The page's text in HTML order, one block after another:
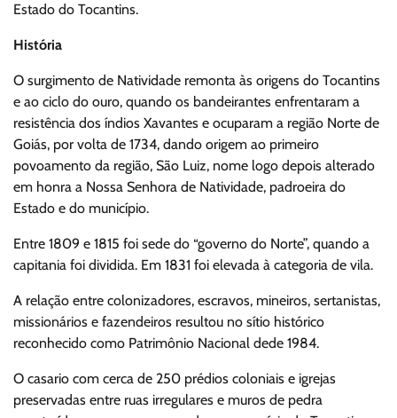
Estado do Tocantins.
História
O surgimento de Natividade remonta às origens do Tocantins
e ao ciclo do ouro, quando os bandeirantes enfrentaram a
resistência dos índios Xavantes e ocuparam a região Norte de
Goiás, por volta de 1734, dando origem ao primeiro
povoamento da região, São Luiz, nome logo depois alterado
em honra a Nossa Senhora de Natividade, padroeira do
Estado e do município.
Entre 1809 e 1815 foi sede do “governo do Norte”, quando a
capitania foi dividida. Em 1831 foi elevada à categoria de vila.
A relação entre colonizadores, escravos, mineiros, sertanistas,
missionários e fazendeiros resultou no sítio histórico
reconhecido como Patrimônio Nacional dede 1984.
O casario com cerca de 250 prédios coloniais e igrejas
preservadas entre ruas irregulares e muros de pedra